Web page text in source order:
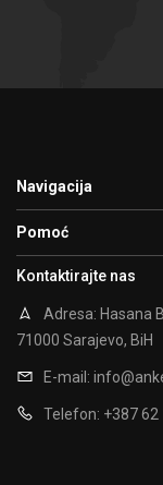
Navigacija
Pomoć
Kontaktirajte nas
Adresa: Hasana
71000 Sarajevo, BiH
E-mail:
Telefon: +387 62